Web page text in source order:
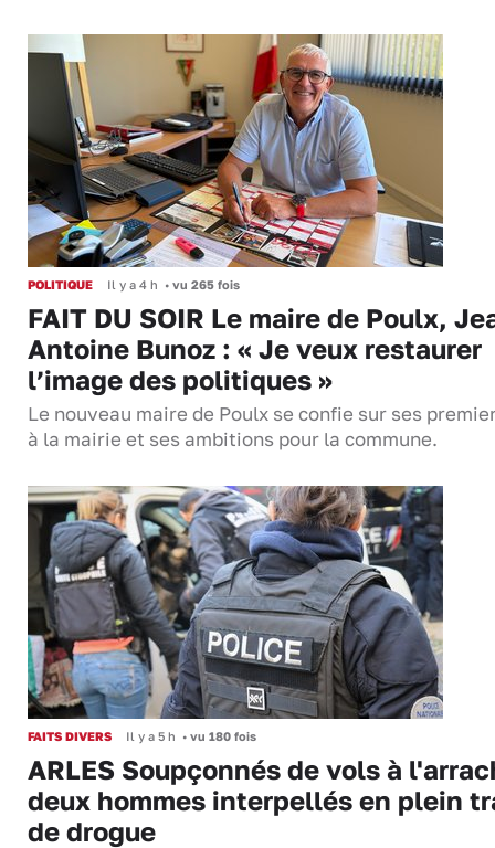
POLITIQUE Il y a 4 h • vu 265 fois
FAIT DU SOIR Le maire de Poulx,
Antoine Bunoz : « Je veux restaurer
l’image des politiques »
Le nouveau maire de Poulx se confie sur ses
à la mairie et ses ambitions pour la commune.
FAITS DIVERS Il y a 5 h • vu 180 fois
ARLES Soupçonnés de vols à
deux hommes interpellés en plein
de drogue